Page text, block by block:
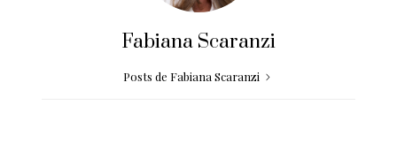
Fabiana Scaranzi
Posts de Fabiana Scaranzi